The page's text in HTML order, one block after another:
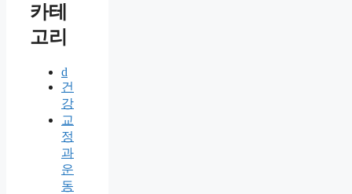
카테
고리
d
건
강
교
정
과
운
동